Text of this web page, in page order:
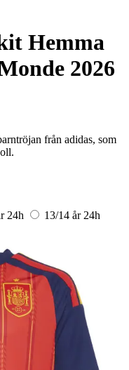
Hemma
2026
från adidas, som
24h 13/14 år 24h